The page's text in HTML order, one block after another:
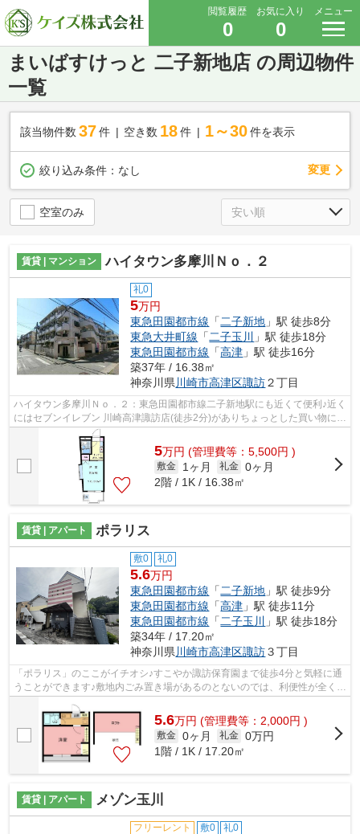
閲覧履歴
0
お気に入り
0
メニュー
まいばすけっと 二子新地店 の周辺物件
一覧
該当物件数 37件 空き数 18 件 1～30 件を表示
絞り込み条件： なし 変更
空室のみ
賃貸 | マンション ハイタウン多摩川Ｎｏ．２
礼0
5万円
東急田園都市線 「 二子新地 」駅 徒歩8分
東急大井町線 「 二子玉川
」駅 徒歩18分
東急田園都市線 「高津 」駅 徒歩16分
築37年 / 16.38㎡
神奈川県 川崎市高津区諏訪２丁目
ハイタウン多摩川Ｎｏ．２：東急田園都市線二子新地駅にも近くて便利♪近く
にはセブンイレブン 川崎高津諏訪店(徒歩2分)がありちょっとした買い物に便
利です♪こちらは初期費用をカード...
5万円 (管理費等：5,500円 )
敷金 1ヶ月 礼金 0ヶ月
2階 / 1K / 16.38㎡
賃貸 | アパート ポラリス
敷0 礼0
5.6万円
東急田園都市線 「 二子新地 」駅 徒歩9分
東急田園都市線 「高津 」駅 徒歩11分
東急田園都市線 「 二子玉川
」駅 徒歩18分
築34年 / 17.20㎡
神奈川県 川崎市高津区諏訪３丁目
「ポラリス」のここがイチオシ♪すこやか諏訪保育園まで徒歩4分と気軽に通
うことができます♪敷地内ごみ置き場があるのとないのでは、利便性が全く違
5.6万円 (管理費等：2,000円 )
敷金 0ヶ月 礼金 0万円
1階 / 1K / 17.20㎡
賃貸 | アパート メゾン玉川
フリーレント 敷0 礼0